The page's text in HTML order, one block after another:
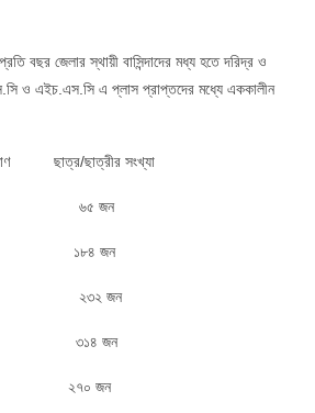
বছর জেলার স্থায়ী বাসিন্দাদের মধ্য হতে দরিদ্র ও
ও এইচ.এস.সি এ প্লাস প্রাপ্তদের মধ্যে এককালীন
ছাত্র/ছাত্রীর সংখ্যা
৬৫ জন
১৮৪ জন
২৩২ জন
৩১৪ জন
২৭০ জন